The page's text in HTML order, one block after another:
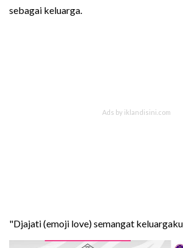
sebagai keluarga.
"Djajati (emoji love) semangat